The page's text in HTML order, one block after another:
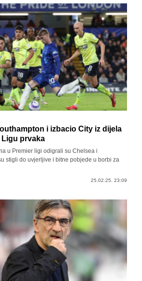
i izbacio City iz dijela
prvaka
u Premier ligi odigrali su Chelsea i
stigli do uvjerljive i bitne pobjede u borbi za
25.02.25. 23:09